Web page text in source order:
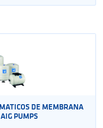
DE MEMBRANA
PUMPS